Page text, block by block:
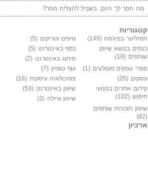
מה חסר לך היום, בשביל להצליח מחר?
קטגוריות
המיליונר בפיג'מה (149) טיפים וטריקים (5)
כנסים בנושא שיווק
שותפים (16)
כסף באינטרנט (5)
מיתוג באינטרנט (2)
ספרי עסקים מומלצים (1) עוף טופיק (7)
עסקים (25) פסיכולוגיה עיסקית (16)
קידום אתרים במנועי
חיפוש (102)
שיווק באינטרנט (53)
שיווק גרילה (3)
שיווק תוכניות שותפים
(92)
ארכיון